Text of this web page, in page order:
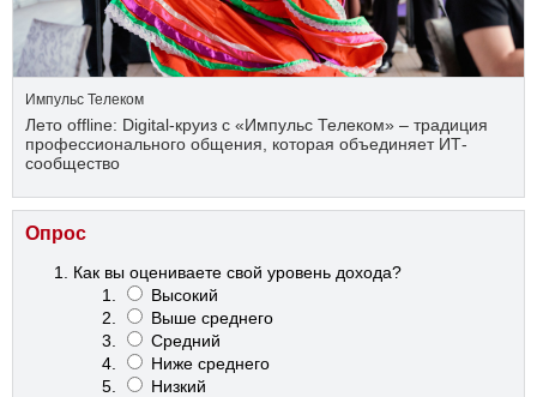
Импульс Телеком
Лето offline: Digital-круиз с «Импульс Телеком» – традиция
профессионального общения, которая объединяет ИТ-
сообщество
Опрос
Как вы оцениваете свой уровень дохода?
Высокий
Выше среднего
Средний
Ниже среднего
Низкий